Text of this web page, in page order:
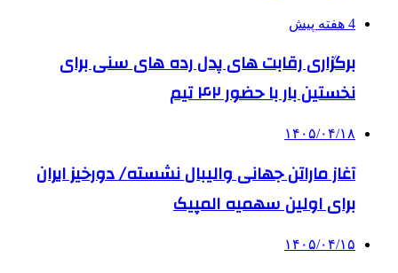
4 هفته پیش
برگزاری رقابت های پدل رده های سنی برای
نخستین بار با حضور ۴۲ تیم
۱۴۰۵/۰۴/۱۸
آغاز ماراتن جهانی والیبال نشسته/ دورخیز ایران
برای اولین سهمیه المپیک
۱۴۰۵/۰۴/۱۵